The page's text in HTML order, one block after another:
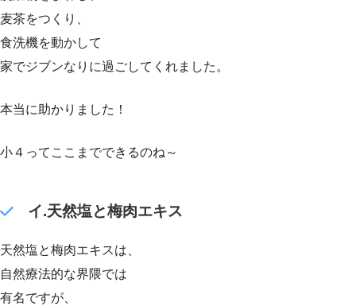
麦茶をつくり、
食洗機を動かして
家でジブンなりに過ごしてくれました。
本当に助かりました！
小４ってここまでできるのね～
イ.天然塩と梅肉エキス
天然塩と梅肉エキスは、
自然療法的な界隈では
有名ですが、